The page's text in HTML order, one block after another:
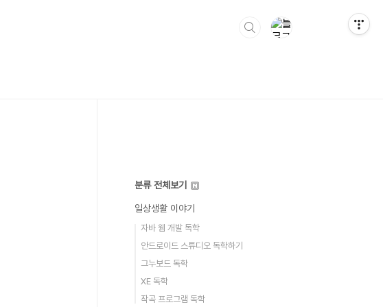
분류 전체보기
일상생활 이야기
자바 웹 개발 독학
안드로이드 스튜디오 독학하기
그누보드 독학
XE 독학
작곡 프로그램 독학